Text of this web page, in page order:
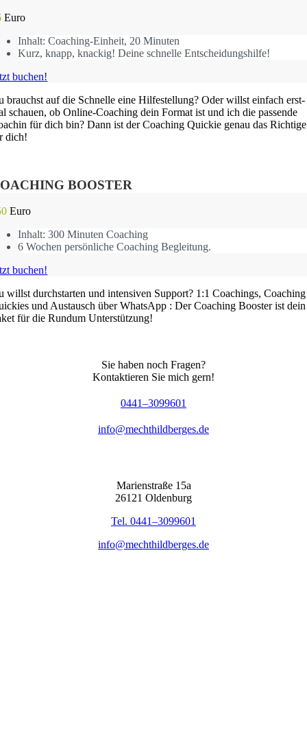
Euro
Inhalt: Coa­ching-Ein­heit, 20 Minu­ten
Kurz, knapp, kna­ckig! Dei­ne schnel­le Ent­schei­dungs­hil­fe!
buchen!
brauchst auf die Schnel­le eine Hil­fe­stel­lung? Oder willst ein­fach erst­
schau­en, ob Online-Coa­ching dein For­mat ist und ich die pas­sen­de
für dich bin? Dann ist der Coa­ching Qui­ckie genau das Rich­ti­ge
dich!
BOOS­TER
Euro
Inhalt: 300 Minu­ten Coa­ching
6 Wochen per­sön­li­che Coa­ching Beglei­tung.
buchen!
willst durch­star­ten und inten­si­ven Sup­port? 1:1 Coa­chings, Coa­ching
und Aus­tausch über Whats­App : Der Coa­ching Boos­ter ist dein
für die Rund­um Unter­stüt­zung!
Sie haben noch Fra­gen?
Kon­tak­tie­ren Sie mich gern!
0441–3099601
info@mechthildberges.de
Mari­en­stra­ße 15a
26121 Olden­burg
Tel. 0441–3099601
info@mechthildberges.de